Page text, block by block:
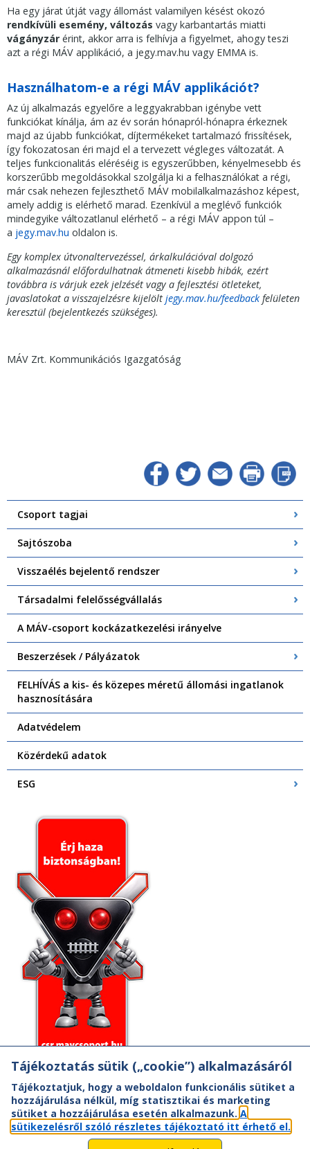
Ha egy járat útját vagy állomást valamilyen késést okozó
rendkívüli esemény, változás vagy karbantartás miatti
vágányzár érint, akkor arra is felhívja a figyelmet, ahogy teszi
azt a régi MÁV applikáció, a jegy.mav.hu vagy EMMA is.
Használhatom-e a régi MÁV applikációt?
Az új alkalmazás egyelőre a leggyakrabban igénybe vett
funkciókat kínálja, ám az év során hónapról-hónapra érkeznek
majd az újabb funkciókat, díjtermékeket tartalmazó frissítések,
így fokozatosan éri majd el a tervezett végleges változatát. A
teljes funkcionalitás eléréséig is egyszerűbben, kényelmesebb és
korszerűbb megoldásokkal szolgálja ki a felhasználókat a régi,
már csak nehezen fejleszthető MÁV mobilalkalmazáshoz képest,
amely addig is elérhető marad. Ezenkívül a meglévő funkciók
mindegyike változatlanul elérhető – a régi MÁV appon túl –
a jegy.mav.hu oldalon is.
Egy komplex útvonaltervezéssel, árkalkulációval dolgozó
alkalmazásnál előfordulhatnak átmeneti kisebb hibák, ezért
továbbra is várjuk ezek jelzését vagy a fejlesztési ötleteket,
javaslatokat a visszajelzésre kijelölt jegy.mav.hu/feedback felületen
keresztül (bejelentkezés szükséges).
MÁV Zrt. Kommunikációs Igazgatóság
Csoport tagjai
Sajtószoba
Visszaélés bejelentő rendszer
Társadalmi felelősségvállalás
A MÁV-csoport kockázatkezelési irányelve
Beszerzések / Pályázatok
FELHÍVÁS a kis- és közepes méretű állomási ingatlanok
hasznosítására
Adatvédelem
Közérdekű adatok
ESG
Tájékoztatás sütik („cookie”) alkalmazásáról
Tájékoztatjuk, hogy a weboldalon funkcionális sütiket a
hozzájárulása nélkül, míg statisztikai és marketing
sütiket a hozzájárulása esetén alkalmazunk. A
sütikezelésről szóló részletes tájékoztató itt érhető el.